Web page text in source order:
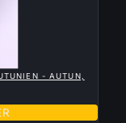
- AUTUN,